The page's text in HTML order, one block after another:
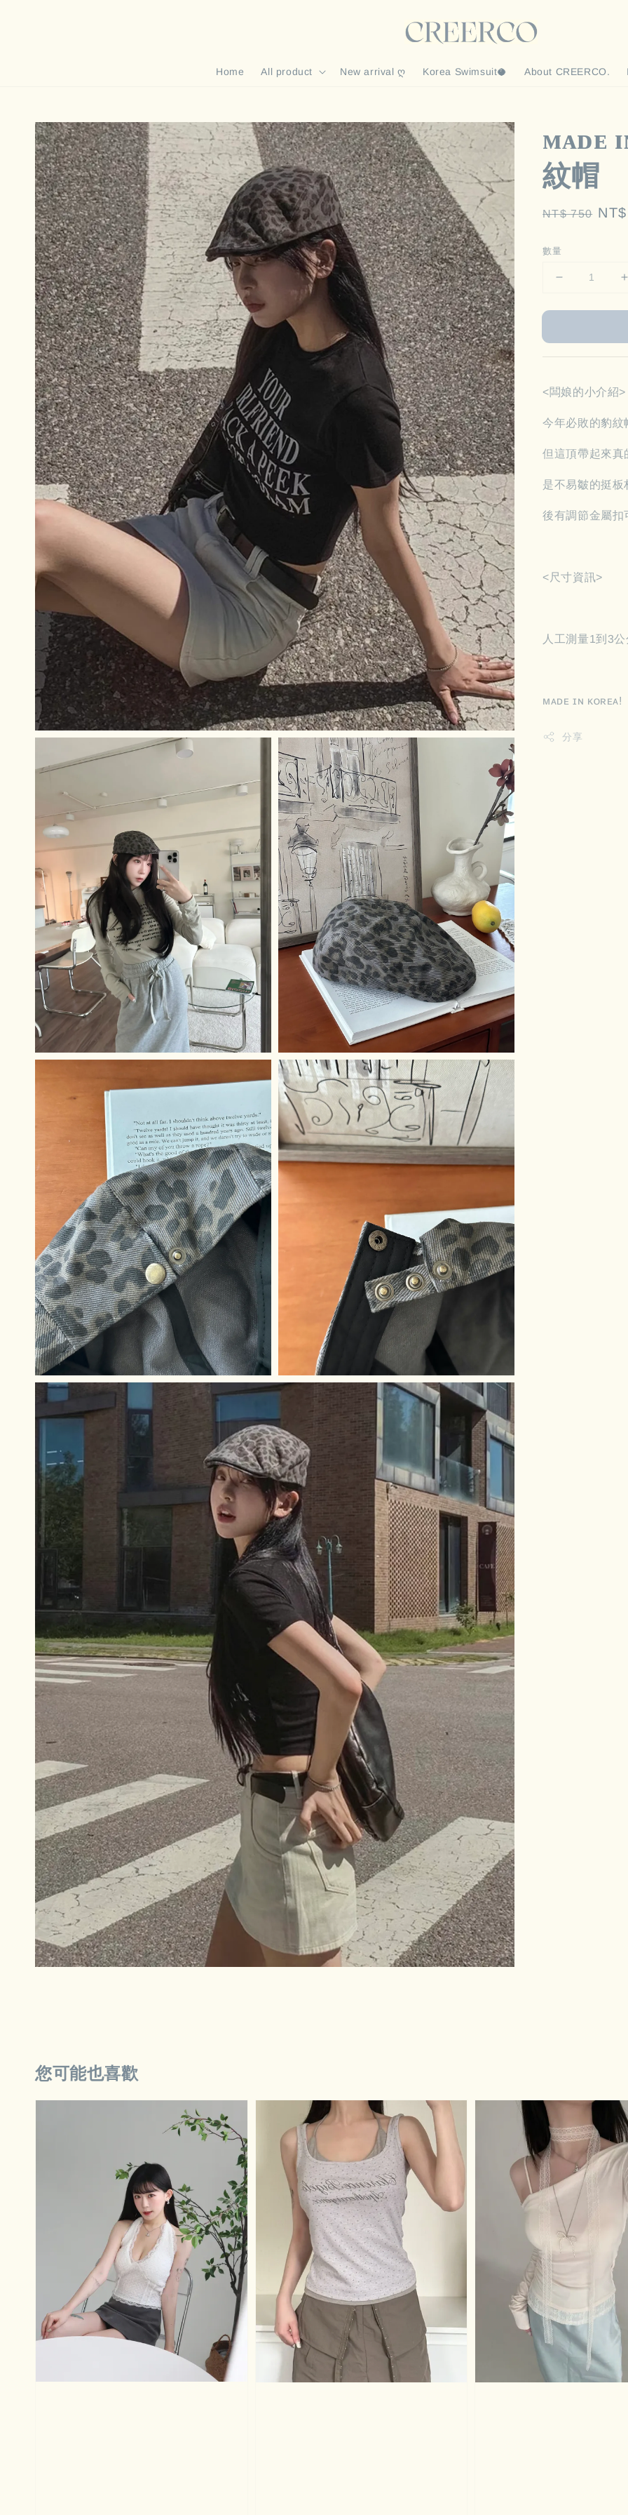
Home All product New arrival ღ Korea Swimsuit🥥 About CREERCO.
ᴍᴀᴅᴇ
紋帽
Regular
NT$ 750 Sale
數量
<闆娘的小介紹>
今年必敗的豹紋
但這頂帶起來真
是不易皺的挺板
後有調節金屬扣
<尺寸資訊>
人工測量1到3
ᴍᴀᴅᴇ ɪɴ ᴋᴏʀᴇᴀ!
分享
您可能也喜歡